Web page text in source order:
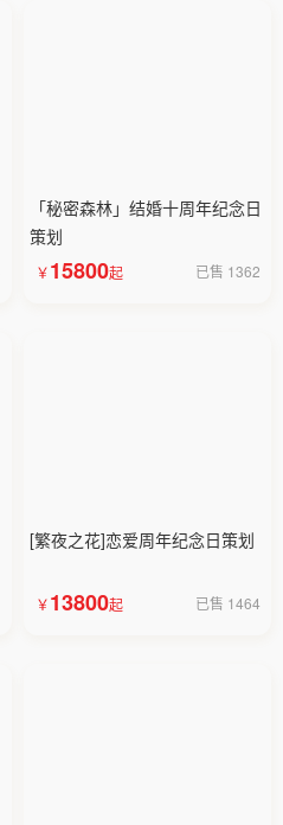
「秘密森林」结婚十周年纪念日
策划
15800 已售 1362
[繁夜之花]恋爱周年纪念日策划
13800 已售 1464